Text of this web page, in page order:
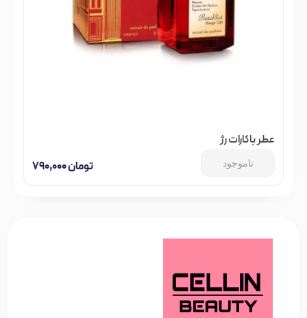
عطر باکارات رژ
تومان
ناموجود